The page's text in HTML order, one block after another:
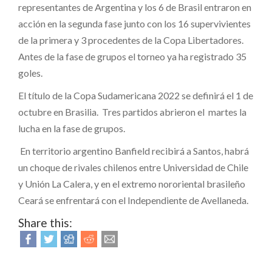
representantes de Argentina y los 6 de Brasil entraron en
acción en la segunda fase junto con los 16 supervivientes
de la primera y 3 procedentes de la Copa Libertadores.
Antes de la fase de grupos el torneo ya ha registrado 35
goles.
El título de la Copa Sudamericana 2022 se definirá el 1 de
octubre en Brasilia. Tres partidos abrieron el martes la
lucha en la fase de grupos.
En territorio argentino Banfield recibirá a Santos, habrá
un choque de rivales chilenos entre Universidad de Chile
y Unión La Calera, y en el extremo nororiental brasileño
Ceará se enfrentará con el Independiente de Avellaneda.
Share this: